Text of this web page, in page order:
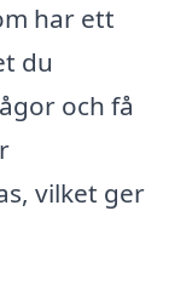
har ett
du
och få
vilket ger